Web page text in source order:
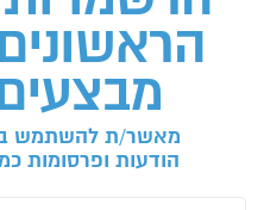
מאשר/ת להשתמש
הודעות ופרסומות